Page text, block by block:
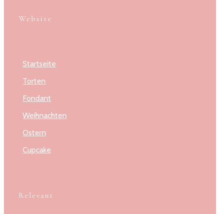
Website
Startseite
Torten
Fondant
Weihnachten
Ostern
Cupcake
Relevant